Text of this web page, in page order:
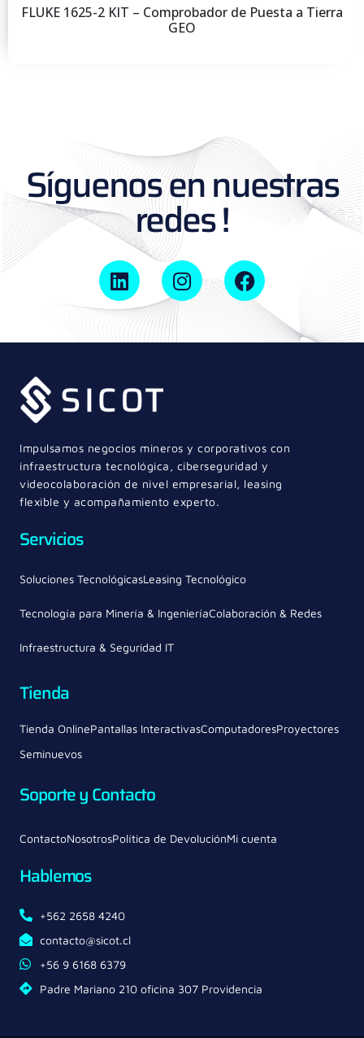
FLUKE 1625-2 KIT – Comprobador de Puesta a Tierra
GEO
Síguenos en nuestras
redes !
Impulsamos negocios mineros y corporativos con
infraestructura tecnológica, ciberseguridad y
videocolaboración de nivel empresarial, leasing
flexible y acompañamiento experto.
Servicios
Soluciones TecnológicasLeasing Tecnológico
Tecnología para Minería & IngenieríaColaboración & Redes
Infraestructura & Seguridad IT
Tienda
Tienda OnlinePantallas InteractivasComputadoresProyectores
Seminuevos
Soporte y Contacto
ContactoNosotrosPolítica de DevoluciónMi cuenta
Hablemos
+562 2658 4240
contacto@sicot.cl
+56 9 6168 6379
Padre Mariano 210 oficina 307 Providencia